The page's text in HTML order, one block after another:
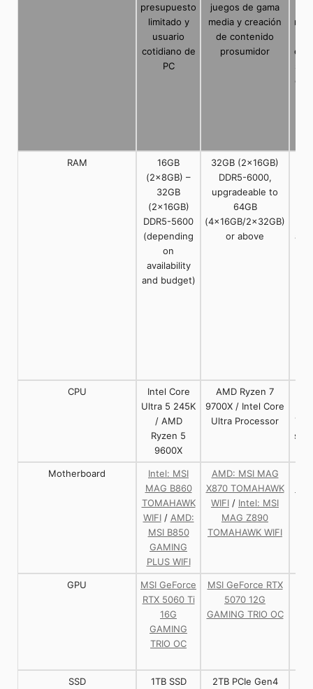
presupuesto
limitado y
usuario
cotidiano de
PC
juegos de gama
media y creación
de contenido
prosumidor
RAM
16GB
(2x8GB) –
32GB
(2x16GB)
DDR5-5600
(depending
on
availability
and budget)
32GB (2x16GB)
DDR5-6000,
upgradeable to
64GB
(4x16GB/2x32GB)
or above
and
CPU
Intel Core
Ultra 5 245K
/ AMD
Ryzen 5
9600X
AMD Ryzen 7
9700X / Intel Core
Ultra Processor
Motherboard
Intel: MSI
MAG B860
TOMAHAWK
WIFI/ AMD:
MSI B850
GAMING
PLUS WIFI
AMD: MSI MAG
X870 TOMAHAWK
WIFI / Intel: MSI
MAG Z890
TOMAHAWK WIFI
GPU
MSI GeForce
RTX 5060 Ti
16G
GAMING
TRIO OC
MSI GeForce RTX
5070 12G
GAMING TRIO OC
SSD 1TB SSD
2TB PCIe Gen4